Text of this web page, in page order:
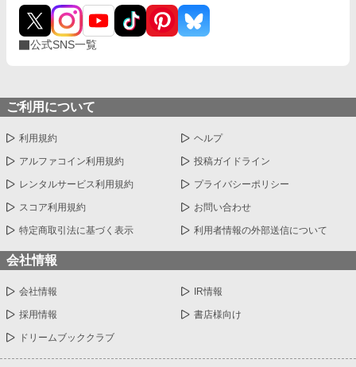
公式SNS一覧
ご利用について
利用規約 ヘルプ
アルファコイン利用規約 投稿ガイドライン
レンタルサービス利用規約 プライバシーポリシー
スコア利用規約 お問い合わせ
特定商取引法に基づく表示 利用者情報の外部送信について
会社情報
会社情報 IR情報
採用情報 書店様向け
ドリームブッククラブ